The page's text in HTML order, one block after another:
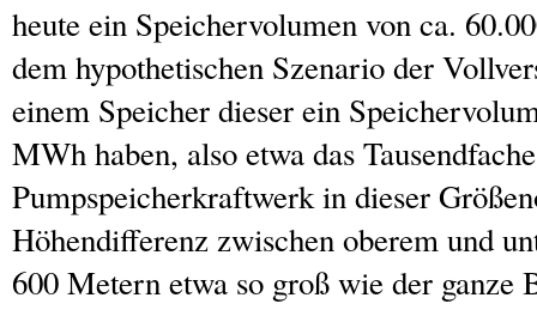
heute ein Speichervolumen von ca.
dem hypothetischen Szenario der
einem Speicher dieser ein
MWh haben, also etwa das
Pumpspeicherkraftwerk in dieser
Höhendifferenz zwischen oberem und
600 Metern etwa so groß wie der ganze